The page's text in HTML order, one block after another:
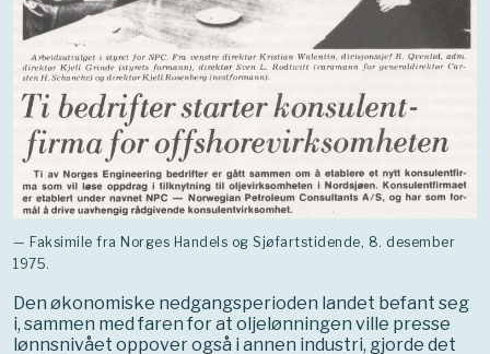
— Faksimile fra Norges Handels og Sjøfartstidende, 8. desember
1975.
Den økonomiske nedgangsperioden landet befant seg
i, sammen med faren for at oljelønningen ville presse
lønnsnivået oppover også i annen industri, gjorde det